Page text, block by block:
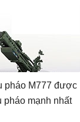
pháo M777 được
pháo mạnh nhất